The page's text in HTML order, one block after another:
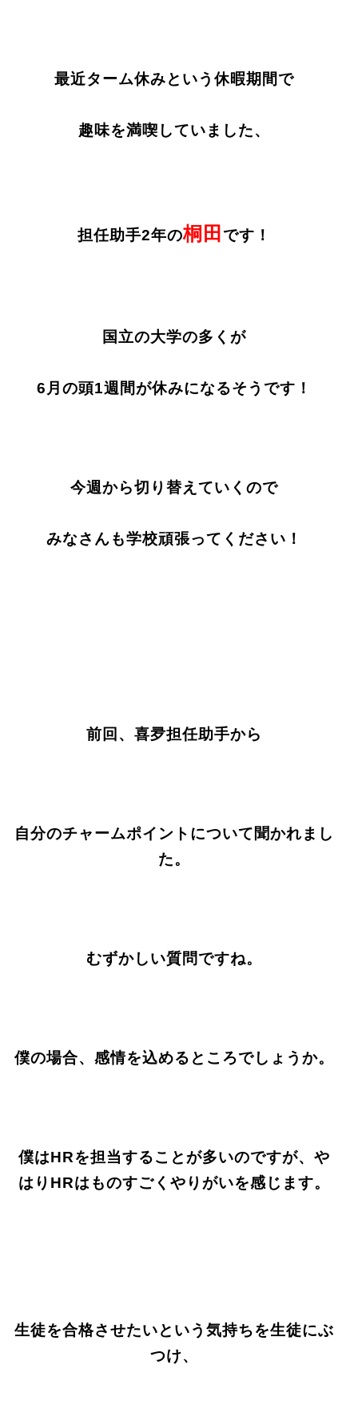
最近ターム休みという休暇期間で
趣味を満喫していました、
担任助手2年の桐田 です！
国立の大学の多くが
6月の頭1週間が休みになるそうです！
今週から切り替えていくので
みなさんも学校頑張ってください！
前回、喜夛担任助手から
自分のチャームポイントについて聞かれまし
た。
むずかしい質問ですね。
僕の場合、感情を込めるところでしょうか。
僕はHRを担当することが多いのですが、や
はりHRはものすごくやりがいを感じます。
生徒を合格させたいという気持ちを生徒にぶ
つけ、